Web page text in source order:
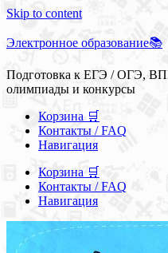
Skip to content
Электронное образование📚
Подготовка к ЕГЭ / ОГЭ,
олимпиады и конкурсы
Корзина 🛒
Контакты / FAQ
Навигация
Корзина 🛒
Контакты / FAQ
Навигация